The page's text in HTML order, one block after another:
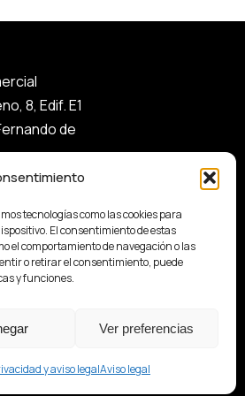
tecnologías como las cookies para
El consentimiento de estas
el comportamiento de navegación o las
o retirar el consentimiento, puede
y funciones.
Ver preferencias
y aviso legalAviso legal
8, Edif. E1
de